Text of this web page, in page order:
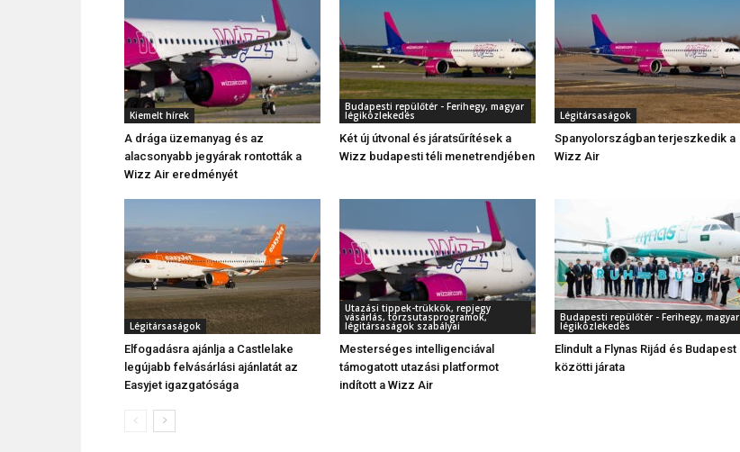
Kiemelt hírek
A drága üzemanyag és az
alacsonyabb jegyárak rontották a
Wizz Air eredményét
Budapesti repülőtér - Ferihegy, magyar
légiközlekedés
Két új útvonal és járatsűrítések a
Wizz budapesti téli menetrendjében
Légitársaságok
Spanyolországban terjeszkedik a
Wizz Air
Légitársaságok
Elfogadásra ajánlja a Castlelake
legújabb felvásárlási ajánlatát az
Easyjet igazgatósága
Utazási tippek-trükkök, repjegy
vásárlás, törzsutasprogramok,
légitársaságok szabályai
Mesterséges intelligenciával
támogatott utazási platformot
indított a Wizz Air
Budapesti repülőtér - Ferihegy, magyar
légiközlekedés
Elindult a Flynas Rijád és Budapest
közötti járata